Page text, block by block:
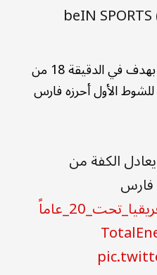
وأدرك منتخب تونس التعادل بهدف في الدقيقة 18 من
الأول أحرزه فارس
الكفة من
فارس